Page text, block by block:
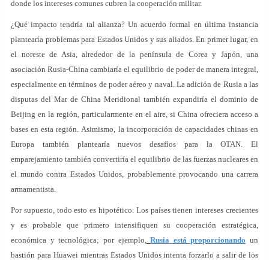
donde los intereses comunes cubren la cooperación militar.
¿Qué impacto tendría tal alianza? Un acuerdo formal en última instancia
plantearía problemas para Estados Unidos y sus aliados. En primer lugar, en
el noreste de Asia, alrededor de la península de Corea y Japón, una
asociación Rusia-China cambiaría el equilibrio de poder de manera integral,
especialmente en términos de poder aéreo y naval. La adición de Rusia a las
disputas del Mar de China Meridional también expandiría el dominio de
Beijing en la región, particularmente en el aire, si China ofreciera acceso a
bases en esta región. Asimismo, la incorporación de capacidades chinas en
Europa también plantearía nuevos desafíos para la OTAN. El
emparejamiento también convertiría el equilibrio de las fuerzas nucleares en
el mundo contra Estados Unidos, probablemente provocando una carrera
armamentista.
Por supuesto, todo esto es hipotético. Los países tienen intereses crecientes
y es probable que primero intensifiquen su cooperación estratégica,
económica y tecnológica; por ejemplo, Rusia está proporcionando un
bastión para Huawei mientras Estados Unidos intenta forzarlo a salir de los